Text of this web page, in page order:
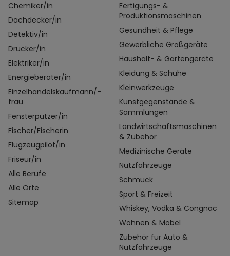
Chemiker/in
Dachdecker/in
Detektiv/in
Drucker/in
Elektriker/in
Energieberater/in
Einzelhandelskaufmann/-
frau
Fensterputzer/in
Fischer/Fischerin
Flugzeugpilot/in
Friseur/in
Alle Berufe
Alle Orte
Sitemap
Fertigungs- &
Produktionsmaschinen
Gesundheit & Pflege
Gewerbliche Großgeräte
Haushalt- & Gartengeräte
Kleidung & Schuhe
Kleinwerkzeuge
Kunstgegenstände &
Sammlungen
Landwirtschaftsmaschinen
& Zubehör
Medizinische Geräte
Nutzfahrzeuge
Schmuck
Sport & Freizeit
Whiskey, Vodka & Congnac
Wohnen & Möbel
Zubehör für Auto &
Nutzfahrzeuge